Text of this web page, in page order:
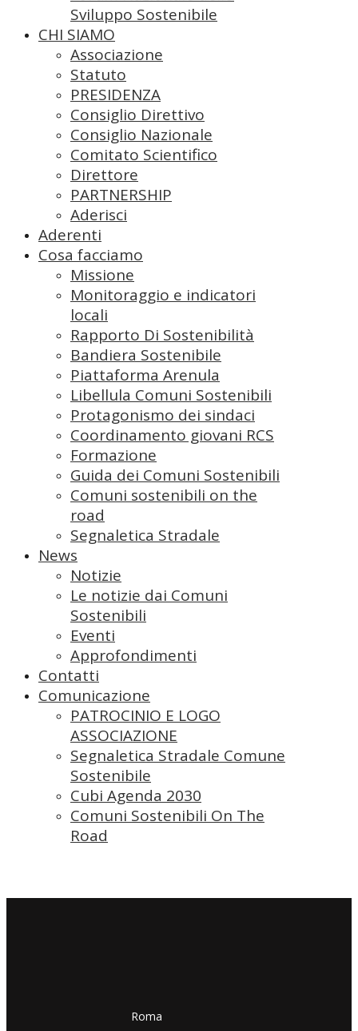
Sviluppo Sostenibile
CHI SIAMO
Associazione
Statuto
PRESIDENZA
Consiglio Direttivo
Consiglio Nazionale
Comitato Scientifico
Direttore
PARTNERSHIP
Aderisci
Aderenti
Cosa facciamo
Missione
Monitoraggio e indicatori
locali
Rapporto Di Sostenibilità
Bandiera Sostenibile
Piattaforma Arenula
Libellula Comuni Sostenibili
Protagonismo dei sindaci
Coordinamento giovani RCS
Formazione
Guida dei Comuni Sostenibili
Comuni sostenibili on the
road
Segnaletica Stradale
News
Notizie
Le notizie dai Comuni
Sostenibili
Eventi
Approfondimenti
Contatti
Comunicazione
PATROCINIO E LOGO
ASSOCIAZIONE
Segnaletica Stradale Comune
Sostenibile
Cubi Agenda 2030
Comuni Sostenibili On The
Road
​​Roma